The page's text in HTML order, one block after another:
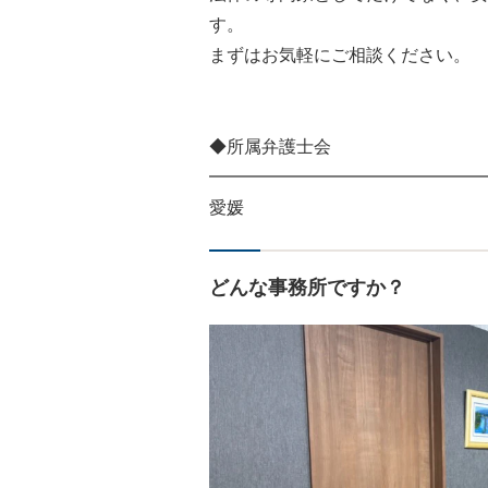
す。
まずはお気軽にご相談ください。
◆所属弁護士会
愛媛
どんな事務所ですか？